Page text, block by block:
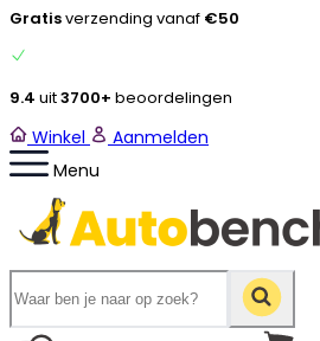
Gratisverzending vanaf €50
9.4 uit3700+ beoordelingen
Winkel
Aanmelden
Menu